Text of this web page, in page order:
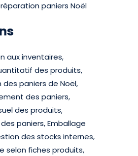
paniers Noël
aux inventaires,
des produits,
des paniers de Noël,
des paniers,
des produits,
paniers, Emballage
des stocks internes,
selon fiches produits,